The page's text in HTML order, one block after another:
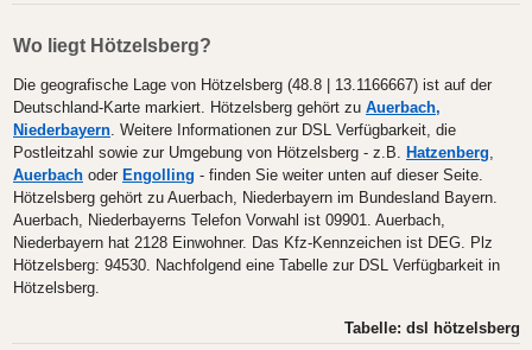
Wo liegt Hötzelsberg?
Die geografische Lage von Hötzelsberg (48.8 | 13.1166667) ist auf der
Deutschland-Karte markiert. Hötzelsberg gehört zu Auerbach,
Niederbayern. Weitere Informationen zur DSL Verfügbarkeit, die
Postleitzahl sowie zur Umgebung von Hötzelsberg - z.B. Hatzenberg,
Auerbach oder Engolling - finden Sie weiter unten auf dieser Seite.
Hötzelsberg gehört zu Auerbach, Niederbayern im Bundesland Bayern.
Auerbach, Niederbayerns Telefon Vorwahl ist 09901. Auerbach,
Niederbayern hat 2128 Einwohner. Das Kfz-Kennzeichen ist DEG. Plz
Hötzelsberg: 94530. Nachfolgend eine Tabelle zur DSL Verfügbarkeit in
Hötzelsberg.
Tabelle: dsl hötzelsberg